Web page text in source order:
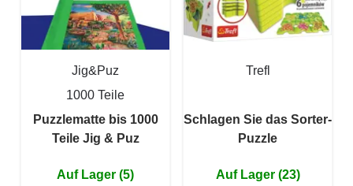
Jig&Puz
1000 Teile
Puzzlematte bis 1000
Teile Jig & Puz
Auf Lager (5)
Trefl
Schlagen Sie das Sorter-
Puzzle
Auf Lager (23)